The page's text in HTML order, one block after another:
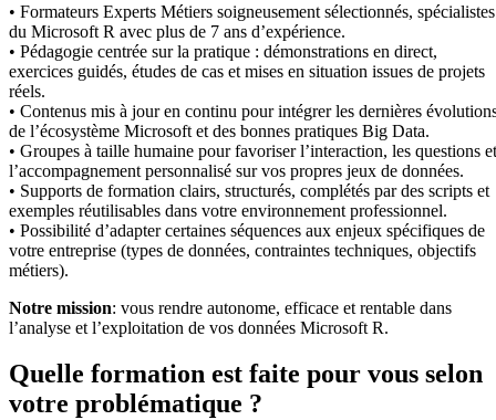
• Formateurs Experts Métiers soigneusement sélectionnés, spécialistes
du Microsoft R avec plus de 7 ans d’expérience.
• Pédagogie centrée sur la pratique : démonstrations en direct,
exercices guidés, études de cas et mises en situation issues de projets
réels.
• Contenus mis à jour en continu pour intégrer les dernières
de l’écosystème Microsoft et des bonnes pratiques Big Data.
• Groupes à taille humaine pour favoriser l’interaction, les questions et
l’accompagnement personnalisé sur vos propres jeux de données.
• Supports de formation clairs, structurés, complétés par des scripts et
exemples réutilisables dans votre environnement professionnel.
• Possibilité d’adapter certaines séquences aux enjeux spécifiques de
votre entreprise (types de données, contraintes techniques, objectifs
métiers).
Notre mission: vous rendre autonome, efficace et rentable dans
l’analyse et l’exploitation de vos données Microsoft R.
Quelle formation est faite pour vous selon
votre problématique ?